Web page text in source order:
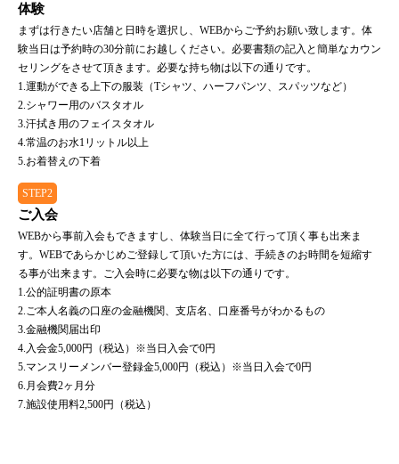
体験
まずは行きたい店舗と日時を選択し、WEBからご予約お願い致します。体
験当日は予約時の30分前にお越しください。必要書類の記入と簡単なカウン
セリングをさせて頂きます。必要な持ち物は以下の通りです。
1.運動ができる上下の服装（Tシャツ、ハーフパンツ、スパッツなど）
2.シャワー用のバスタオル
3.汗拭き用のフェイスタオル
4.常温のお水1リットル以上
5.お着替えの下着
STEP2
ご入会
WEBから事前入会もできますし、体験当日に全て行って頂く事も出来ま
す。WEBであらかじめご登録して頂いた方には、手続きのお時間を短縮す
る事が出来ます。ご入会時に必要な物は以下の通りです。
1.公的証明書の原本
2.ご本人名義の口座の金融機関、支店名、口座番号がわかるもの
3.金融機関届出印
4.入会金5,000円（税込）※当日入会で0円
5.マンスリーメンバー登録金5,000円（税込）※当日入会で0円
6.月会費2ヶ月分
7.施設使用料2,500円（税込）